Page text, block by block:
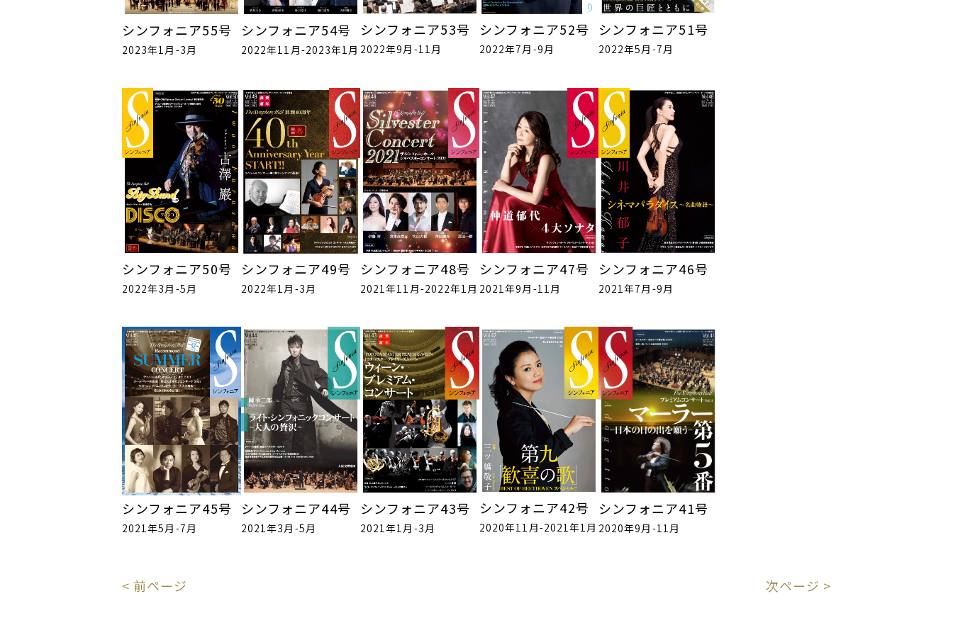
シンフォニア55号
2023年1月-3月
シンフォニア54号
2022年11月-2023年1月
シンフォニア53号
2022年9月-11月
シンフォニア52号
2022年7月-9月
シンフォニア51号
2022年5月-7月
シンフォニア50号
2022年3月-5月
シンフォニア49号
2022年1月-3月
シンフォニア48号
2021年11月-2022年1月
シンフォニア47号
2021年9月-11月
シンフォニア46号
2021年7月-9月
シンフォニア45号
2021年5月-7月
シンフォニア44号
2021年3月-5月
シンフォニア43号
2021年1月-3月
シンフォニア42号
2020年11月-2021年1月
シンフォニア41号
2020年9月-11月
< 前ページ 次ページ >